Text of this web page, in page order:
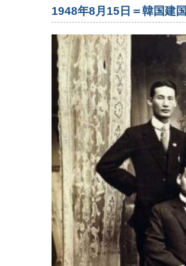
1948年8月15日＝韓国建